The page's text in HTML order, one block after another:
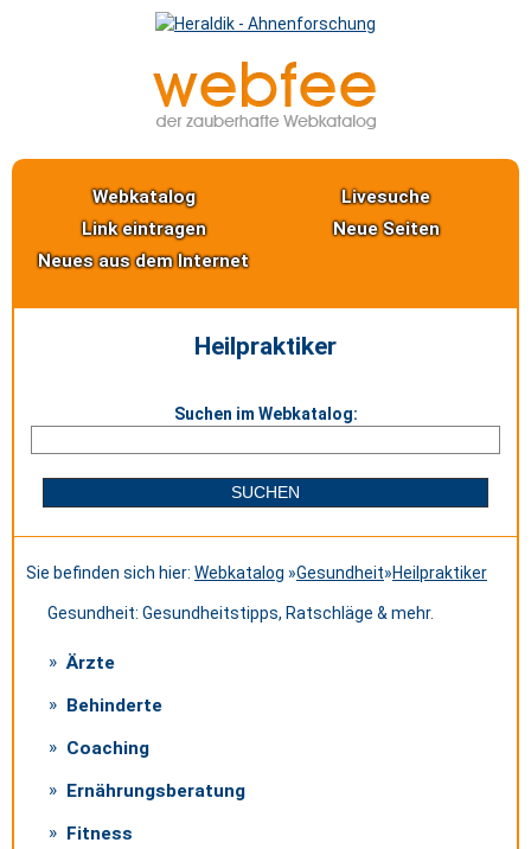
Webkatalog
Livesuche
Link eintragen
Neue Seiten
Neues aus dem Internet
Heilpraktiker
Suchen im Webkatalog:
Sie befinden sich hier: Webkatalog »Gesundheit»Heilpraktiker
Gesundheit: Gesundheitstipps, Ratschläge & mehr.
Ärzte
Behinderte
Coaching
Ernährungsberatung
Fitness